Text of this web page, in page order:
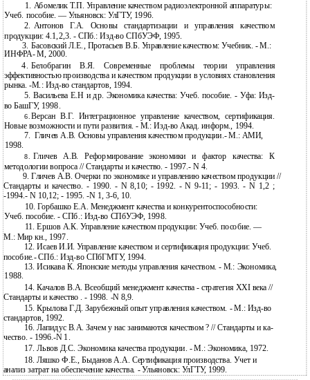
1. Абомелик Т.П. Управление качеством радиоэлектронной аппаратуры:
Учеб. пособие. — Ульяновск: УлГТУ, 1996.
2. Антонов Г.А. Основы стандартизации и управления качеством
продукции: 4.1,2,3. - СПб.:Изд-во СПбУЭФ, 1995.
3. Басовский Л.Е., Протасьев В.Б. Управление качеством: Учебник. - М.:
ИНФРА- М, 2000.
4. Белобрагин В.Я. Современные проблемы теории управления
эффективностью производства и качеством продукции в условиях становления
рынка.-М.: Изд-во стандартов, 1994.
5. Васильева Е.Н и др. Экономика качества: Учеб. пособие. - Уфа: Изд-
во БашГУ, 1998.
6. Версан В.Г. Интеграционное управление качеством, сертификация.
Новые возможности и пути развития. - М.:Изд-во Акад. информ., 1994.
7. Гличев А.В. Основы управления качеством продукции.- М.: АМИ,
1998.
8. Гличев А.В. Реформирование экономики и фактор качества: К
методологии вопроса // Стандарты и качество. - 1997.- N 4.
9. Гличев А.В. Очерки по экономике и управлению качеством продукции //
Стандарты и качество. - 1990. - N 8,10; - 1992. - N 9-11; - 1993. - N 1,2 ;
-1994.- N 10,12; - 1995. -N 1, 3-6, 10.
10. Горбашко Е.А. Менеджмент качества и конкурентоспособности:
Учеб. пособие. - СПб.: Изд-во СПбУЭФ, 1998.
11. Ершов А.К. Управление качеством продукции: Учеб. пособие. —
М.: Мир кн., 1997.
12. Исаев И.И. Управление качеством и сертификация продукции: Учеб.
пособие.- СПб.: Изд-во СПбГМТУ, 1994.
13. Исикава К. Японские методы управления качеством. - М.: Экономика,
1988.
14. Качалов В.А. Всеобщий менеджмент качества - стратегия XXI века //
Стандарты и качество . - 1998. -N 8,9.
15. Крылова Г.Д. Зарубежный опыт управления качеством. - М.: Изд-во
стандартов, 1992.
16. Лапидус В.А. Зачем у нас занимаются качеством ? // Стандарты и ка-
чество. - 1996.-N 1.
17. Львов Д.С. Экономика качества продукции. - М.: Экономика, 1972.
18. Ляшко Ф.Е., Быданов А.А. Сертификация производства. Учет и
анализ затрат на обеспечение качества. - Ульяновск: УлГТУ, 1999.